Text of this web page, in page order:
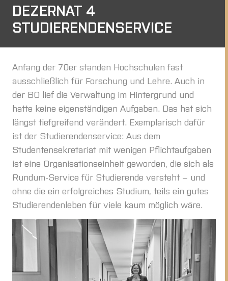
DEZERNAT 4
STUDIERENDENSERVICE
Anfang der 70er standen Hochschulen fast
ausschließlich für Forschung und Lehre. Auch in
der BO lief die Verwaltung im Hintergrund und
hatte keine eigenständigen Aufgaben. Das hat sich
längst tiefgreifend verändert. Exemplarisch dafür
ist der Studierendenservice: Aus dem
Studentensekretariat mit wenigen Pflichtaufgaben
ist eine Organisationseinheit geworden, die sich als
Rundum-Service für Studierende versteht – und
ohne die ein erfolgreiches Studium, teils ein gutes
Studierendenleben für viele kaum möglich wäre.